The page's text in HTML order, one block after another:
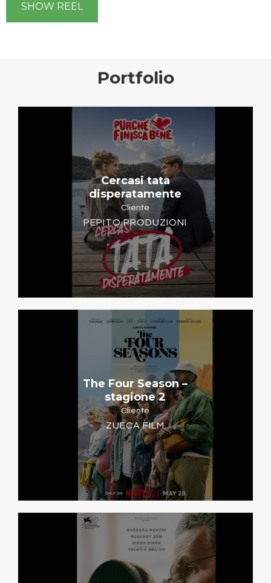
SHOW REEL
Portfolio
Cercasi tata
disperatamente
Cliente
PEPITO PRODUZIONI
The Four Season –
stagione 2
Cliente
ZUECA FILM